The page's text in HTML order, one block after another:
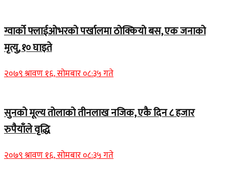
ग्वार्को फ्लाईओभरको पर्खालमा ठोक्कियो बस, एक जनाको
मृत्यु, १० घाइते
२०७९ श्रावण १६, सोमबार ०८:३५ गते
सुनको मूल्य तोलाको तीनलाख नजिक, एकै दिन ८ हजार
रुपैयाँले वृद्धि
२०७९ श्रावण १६, सोमबार ०८:३५ गते